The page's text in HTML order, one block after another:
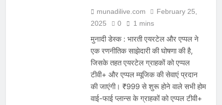
munadilive.com
February 25,
2025
0 1 mins
मुनादी डेस्क : भारती एयरटेल और एप्पल ने
एक रणनीतिक साझेदारी की घोषणा की है,
जिसके तहत एयरटेल ग्राहकों को एप्पल
टीवी+ और एप्पल म्यूजिक की सेवाएं प्रदान
की जाएंगी। ₹999 से शुरू होने वाले सभी होम
वाई-फाई प्लान्स के ग्राहकों को एप्पल टीवी+